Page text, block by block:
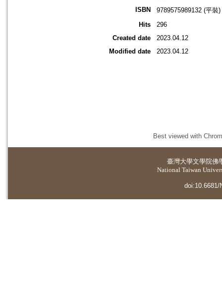
ISBN
9789575989132 (平裝)
Hits
296
Created date
2023.04.12
Modified date
2023.04.12
Best viewed with
臺灣大學文學院佛
National Taiwan
doi:10.6681/